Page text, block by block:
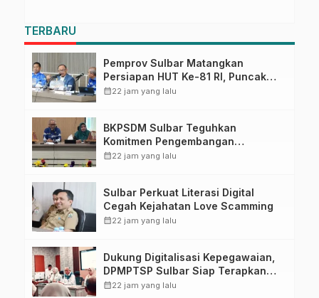
TERBARU
Pemprov Sulbar Matangkan
Persiapan HUT Ke-81 RI, Puncak
Upacara di Lapangan Ahmad
calendar_month22 jam yang lalu
BKPSDM Sulbar Teguhkan
Komitmen Pengembangan
Kompetensi ASN melalui
calendar_month22 jam yang lalu
Sulbar Perkuat Literasi Digital
Cegah Kejahatan Love Scamming
calendar_month22 jam yang lalu
Dukung Digitalisasi Kepegawaian,
DPMPTSP Sulbar Siap Terapkan
Aplikasi FLEKSI ASN
calendar_month22 jam yang lalu